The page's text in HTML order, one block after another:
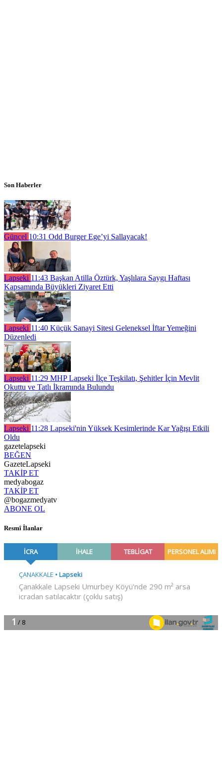
Son Haberler
Güncel 10:31 Odd Burger Ege’yi Sallayacak!
Lapseki 11:43 Başkan Atilla Öztürk, Yaşlılara Saygı Haftası
Kapsamında Büyükleri Ziyaret Etti
Lapseki 11:40 Küçük Sanayi Sitesi Geleneksel İftar Yemeğini
Düzenledi
Lapseki 11:29 MHP Lapseki İlçe Teşkilatı, Şehitler İçin Mevlit
Okuttu ve Tatlı İkramında Bulundu
Lapseki 11:28 Lapseki'nin Yüksek Kesimlerinde Kar Yağışı Etkili
Oldu
gazetelapseki
BEĞEN
GazeteLapseki
TAKİP ET
medyabogaz
TAKİP ET
@bogazmedyatv
ABONE OL
Resmî İlanlar